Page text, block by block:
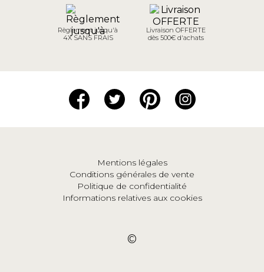
Règlement jusqu'à
4X SANS FRAIS
Livraison OFFERTE
dès 500€ d'achats
Mentions légales
Conditions générales de vente
Politique de confidentialité
Informations relatives aux cookies
©